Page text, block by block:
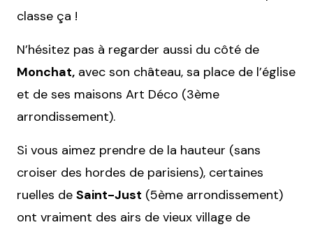
classe ça !
N’hésitez pas à regarder aussi du côté de
Monchat, avec son château, sa place de l’église
et de ses maisons Art Déco (3ème
arrondissement).
Si vous aimez prendre de la hauteur (sans
croiser des hordes de parisiens), certaines
ruelles de Saint-Just (5ème arrondissement)
ont vraiment des airs de vieux village de